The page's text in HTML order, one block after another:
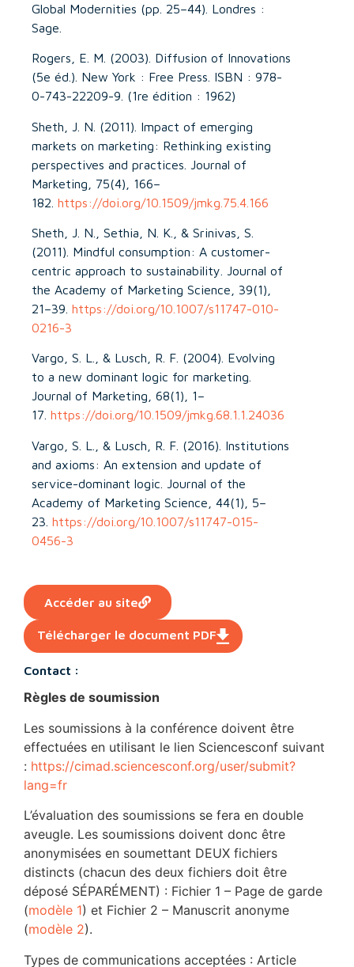
Global Modernities (pp. 25–44). Londres :
Sage.
Rogers, E. M. (2003). Diffusion of Innovations
(5e éd.). New York : Free Press. ISBN : 978-
0-743-22209-9. (1re édition : 1962)
Sheth, J. N. (2011). Impact of emerging
markets on marketing: Rethinking existing
perspectives and practices. Journal of
Marketing, 75(4), 166–
182. https://doi.org/10.1509/jmkg.75.4.166
Sheth, J. N., Sethia, N. K., & Srinivas, S.
(2011). Mindful consumption: A customer-
centric approach to sustainability. Journal of
the Academy of Marketing Science, 39(1),
21–39. https://doi.org/10.1007/s11747-010-
0216-3
Vargo, S. L., & Lusch, R. F. (2004). Evolving
to a new dominant logic for marketing.
Journal of Marketing, 68(1), 1–
17. https://doi.org/10.1509/jmkg.68.1.1.24036
Vargo, S. L., & Lusch, R. F. (2016). Institutions
and axioms: An extension and update of
service-dominant logic. Journal of the
Academy of Marketing Science, 44(1), 5–
23. https://doi.org/10.1007/s11747-015-
0456-3
Accéder au site
Télécharger le document PDF
Contact :
Règles de soumission
Les soumissions à la conférence doivent être
effectuées en utilisant le lien Sciencesconf suivant
: https://cimad.sciencesconf.org/user/submit?
lang=fr
L’évaluation des soumissions se fera en double
aveugle. Les soumissions doivent donc être
anonymisées en soumettant DEUX fichiers
distincts (chacun des deux fichiers doit être
déposé SÉPARÉMENT) : Fichier 1 – Page de garde
(modèle 1) et Fichier 2 – Manuscrit anonyme
(modèle 2).
Types de communications acceptées : Article